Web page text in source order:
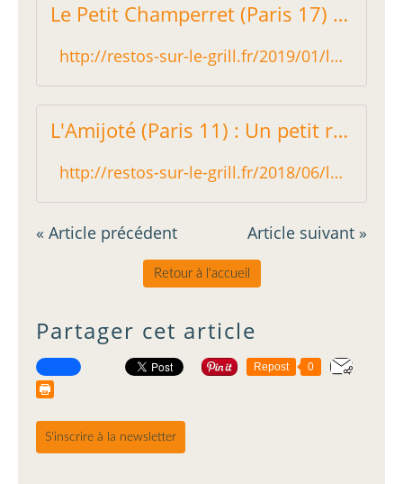
Le Petit Champerret (Paris 17) : Sage cuisine faite maison - Restos sur le Grill - Blog critique des restaurants de Paris indépendant !
http://restos-sur-le-grill.fr/2019/01/le-petit-champerret-paris-17-sage-cuisine-faite-maison.html
L'Amijoté (Paris 11) : Un petit resto au petit menu au petit prix - Restos sur le Grill - Blog critique des restaurants de Paris indépendant !
http://restos-sur-le-grill.fr/2018/06/l-amijote-paris-11.html
« Article précédent Article suivant »
Retour à l'accueil
Partager cet article
Repost 0
S'inscrire à la newsletter